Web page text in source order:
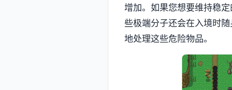
增加。如果您想要维持稳
些极端分子还会在入境时
地处理这些危险物品。